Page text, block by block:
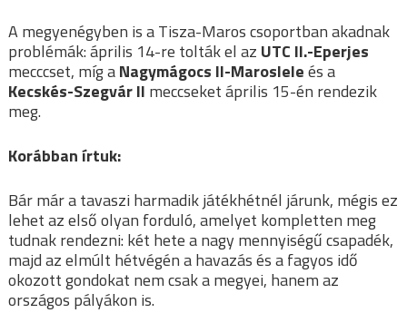
A megyenégyben is a Tisza-Maros csoportban akadnak
problémák: április 14-re tolták el az UTC II.-Eperjes
mecccset, míg aNagymágocs II-Marosleleés a
Kecskés-Szegvár II meccseket április 15-én rendezik
meg.
Korábban írtuk:
Bár már a tavaszi harmadik játékhétnél járunk, mégis ez
lehet az első olyan forduló, amelyet kompletten meg
tudnak rendezni: két hete a nagy mennyiségű csapadék,
majd az elmúlt hétvégén a havazás és a fagyos idő
okozott gondokat nem csak a megyei, hanem az
országos pályákon is.